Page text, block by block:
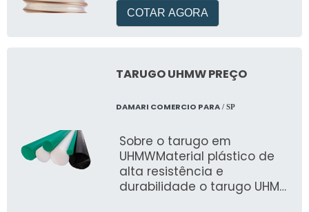
Desenvolvida pela MG
Mangueiras, oferece
óleos minerais com
temperatura de trabalho de
-40°C a +95°C. Ideal para
mecânica e indústrias com
condições severas de
operação. Garantia de
performance em situações
COTAR AGORA
TARUGO UHMW PREÇO
DAMARI COMERCIO PARA/ SP
Sobre o tarugo em
UHMWMaterial plástico de
alta resistência e
durabilidade o tarugo UHMV